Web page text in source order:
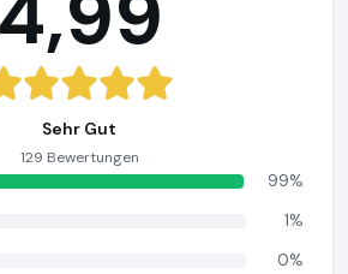
Sehr Gut
129 Bewertungen
99%
1%
0%